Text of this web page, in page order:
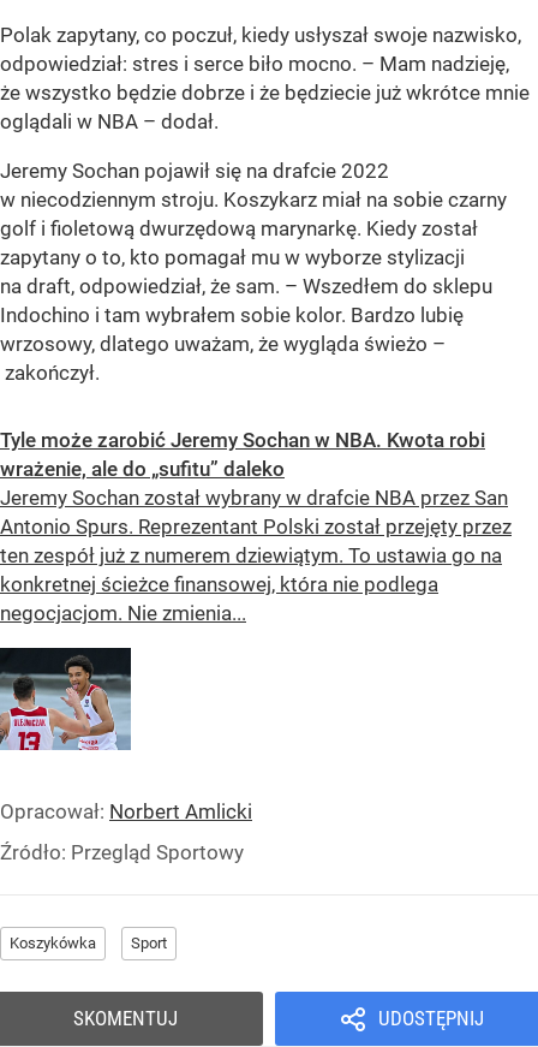
Polak zapytany, co poczuł, kiedy usłyszał swoje nazwisko,
odpowiedział: stres i serce biło mocno. – Mam nadzieję,
że wszystko będzie dobrze i że będziecie już wkrótce mnie
oglądali w NBA – dodał.
Jeremy Sochan pojawił się na drafcie 2022
w niecodziennym stroju. Koszykarz miał na sobie czarny
golf i fioletową dwurzędową marynarkę. Kiedy został
zapytany o to, kto pomagał mu w wyborze stylizacji
na draft, odpowiedział, że sam. – Wszedłem do sklepu
Indochino i tam wybrałem sobie kolor. Bardzo lubię
wrzosowy, dlatego uważam, że wygląda świeżo –
zakończył.
Tyle może zarobić Jeremy Sochan w NBA. Kwota robi
wrażenie, ale do „sufitu” daleko
Jeremy Sochan został wybrany w drafcie NBA przez San
Antonio Spurs. Reprezentant Polski został przejęty przez
ten zespół już z numerem dziewiątym. To ustawia go na
konkretnej ścieżce finansowej, która nie podlega
negocjacjom. Nie zmienia...
Opracował: Norbert Amlicki
Źródło: Przegląd Sportowy
Koszykówka Sport
UDOSTĘPNIJ
SKOMENTUJ